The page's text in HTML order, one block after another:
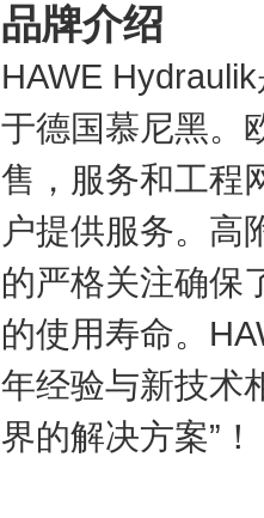
品牌介绍
HAWE Hydraulik
于德国慕尼黑。
售，服务和工程
户提供服务。高
的严格关注确保
的使用寿命。
年经验与新技术
界的解决方案”！